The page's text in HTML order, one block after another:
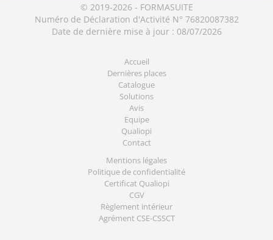
© 2019-2026 - FORMASUITE
Numéro de Déclaration d'Activité N° 76820087382
Date de dernière mise à jour : 08/07/2026
Accueil
Dernières places
Catalogue
Solutions
Avis
Equipe
Qualiopi
Contact
Mentions légales
Politique de confidentialité
Certificat Qualiopi
CGV
Règlement intérieur
Agrément CSE-CSSCT